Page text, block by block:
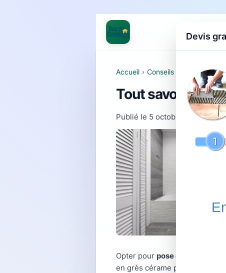
Accueil › Conseils et pose
Tout savoir sur
Publié le 5 octobre 2025- Mis
Opter pour pose carrelage sol
en grès cérame pleine masse
Devis